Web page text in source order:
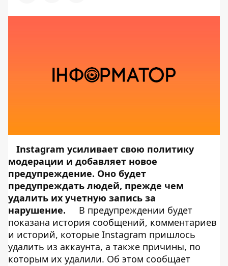
Instagram усиливает свою политику
модерации и добавляет новое
предупреждение. Оно будет
предупреждать людей, прежде чем
удалить их учетную запись за
нарушение.
В предупреждении будет
показана история сообщений, комментариев
и историй, которые Instagram пришлось
удалить из аккаунта, а также причины, по
которым их удалили. Об этом сообщает